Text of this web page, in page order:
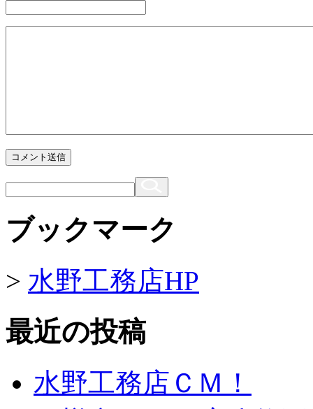
コメント送信
ブックマーク
> 水野工務店HP
最近の投稿
水野工務店ＣＭ！